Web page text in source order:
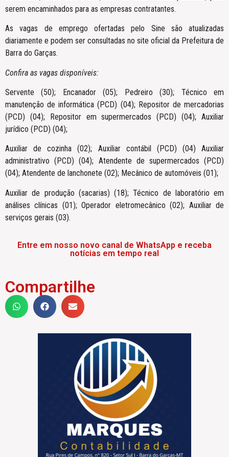
serem encaminhados para as empresas contratantes.
As vagas de emprego ofertadas pelo Sine são atualizadas
diariamente e podem ser consultadas no site oficial da Prefeitura de
Barra do Garças.
Confira as vagas disponíveis:
Servente (50); Encanador (05); Pedreiro (30); Técnico em
manutenção de informática (PCD) (04); Repositor de mercadorias
(PCD) (04); Repositor em supermercados (PCD) (04); Auxiliar
jurídico (PCD) (04);
Auxiliar de cozinha (02); Auxiliar contábil (PCD) (04) Auxiliar
administrativo (PCD) (04); Atendente de supermercados (PCD)
(04); Atendente de lanchonete (02); Mecânico de automóveis (01);
Auxiliar de produção (sacarias) (18); Técnico de laboratório em
análises clínicas (01); Operador eletromecânico (02); Auxiliar de
serviços gerais (03).
Entre em nosso novo canal de WhatsApp e receba
notícias em tempo real
Compartilhe